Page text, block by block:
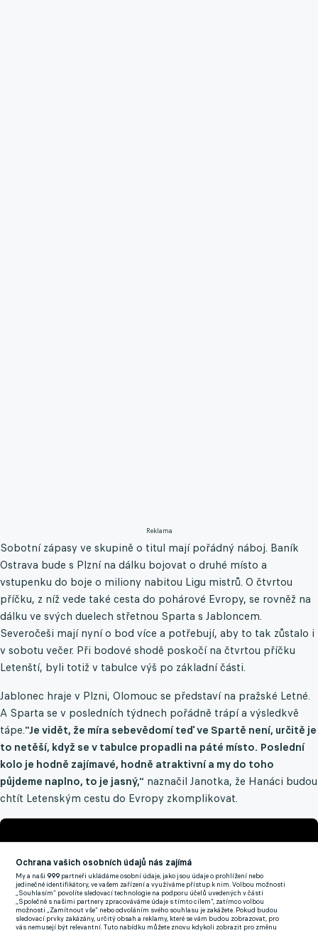
Reklama
Sobotní zápasy ve skupině o titul mají pořádný náboj. Baník
Ostrava bude s Plzní na dálku bojovat o druhé místo a
vstupenku do boje o miliony nabitou Ligu mistrů. O čtvrtou
příčku, z níž vede také cesta do pohárové Evropy, se rovněž na
dálku ve svých duelech střetnou Sparta s Jabloncem.
Severočeši mají nyní o bod více a potřebují, aby to tak zůstalo i
v sobotu večer. Při bodové shodě poskočí na čtvrtou příčku
Letenští, byli totiž v tabulce výš po základní části.
Jablonec hraje v Plzni, Olomouc se představí na pražské Letné.
A Sparta se v posledních týdnech pořádně trápí a výsledkvě
tápe."Je vidět, že míra sebevědomí teď ve Spartě není, určitě je
to netěší, když se v tabulce propadli na páté místo. Poslední
kolo je hodně zajímavé, hodně atraktivní a my do toho
půjdeme naplno, to je jasný,“ naznačil Janotka, že Hanáci budou
chtít Letenským cestu do Evropy zkomplikovat.
Ochrana vašich osobních údajů nás zajímá
My a naši999 partneři ukládáme osobní údaje, jako jsou údaje o prohlížení nebo
jedinečné identifikátory, ve vašem zařízení a využíváme přístup k nim. Volbou možnosti
„Souhlasím“ povolíte sledovací technologie na podporu účelů uvedených v části
„Společně s našimi partnery zpracováváme údaje s tímto cílem“, zatímco volbou
možnosti „Zamítnout vše“ nebo odvoláním svého souhlasu je zakážete. Pokud budou
sledovací prvky zakázány, určitý obsah a reklamy, které se vám budou zobrazovat, pro
vás nemusejí být relevantní. Tuto nabídku můžete znovu kdykoli zobrazit pro změnu